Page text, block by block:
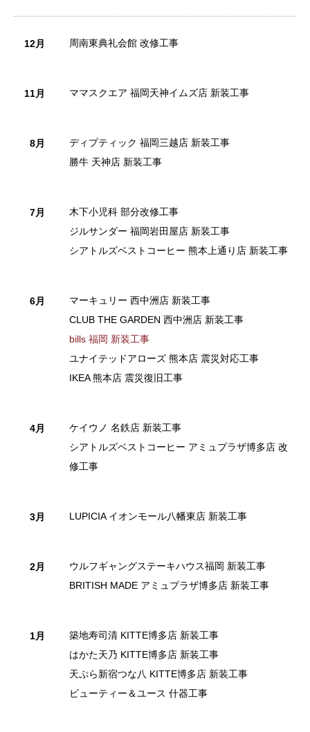
12月 周南東典礼会館 改修工事
11月 ママスクエア 福岡天神イムズ店 新装工事
8月
ディプティック 福岡三越店 新装工事
勝牛 天神店 新装工事
7月
木下小児科 部分改修工事
ジルサンダー 福岡岩田屋店 新装工事
シアトルズベストコーヒー 熊本上通り店 新装工事
6月
マーキュリー 西中洲店 新装工事
CLUB THE GARDEN 西中洲店 新装工事
bills 福岡 新装工事
ユナイテッドアローズ 熊本店 震災対応工事
IKEA 熊本店 震災復旧工事
4月
ケイウノ 名鉄店 新装工事
シアトルズベストコーヒー アミュプラザ博多店 改
修工事
3月 LUPICIA イオンモール八幡東店 新装工事
2月
ウルフギャングステーキハウス福岡 新装工事
BRITISH MADE アミュプラザ博多店 新装工事
1月
築地寿司清 KITTE博多店 新装工事
はかた天乃 KITTE博多店 新装工事
天ぷら新宿つな八 KITTE博多店 新装工事
ビューティー＆ユース 什器工事